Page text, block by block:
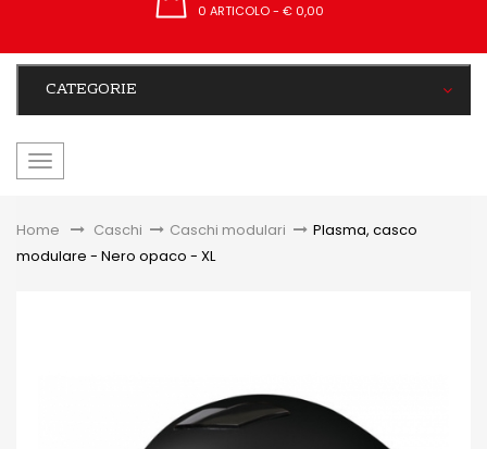
0 ARTICOLO- € 0,00
CATEGORIE
navigazione
Home &gt;Caschi > Caschi modulari > Plasma, casco
modulare - Nero opaco - XL